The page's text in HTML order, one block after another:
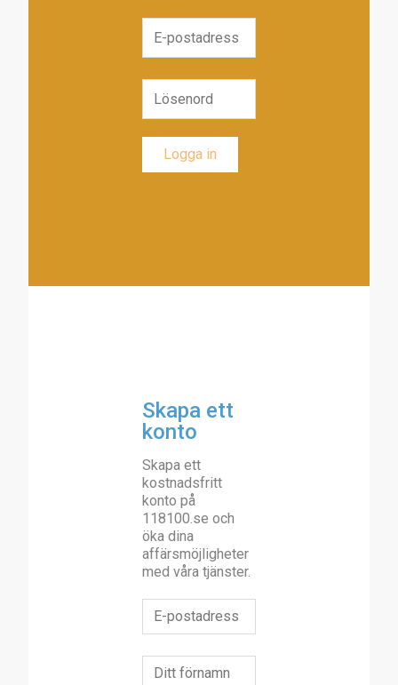
Skapa ett
konto
Skapa ett
kostnadsfritt
konto på
118100.se och
öka dina
affärsmöjligheter
med våra tjänster.